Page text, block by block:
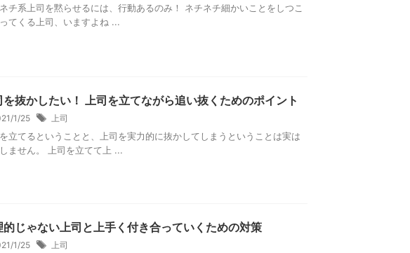
チ系上司を黙らせるには、行動あるのみ！ ネチネチ細かいことをしつこ
てくる上司、いますよね ...
を抜かしたい！ 上司を立てながら追い抜くためのポイント
1/25 上司
を立てるということと、上司を実力的に抜かしてしまうということは実は
ません。 上司を立てて上 ...
的じゃない上司と上手く付き合っていくための対策
1/25 上司